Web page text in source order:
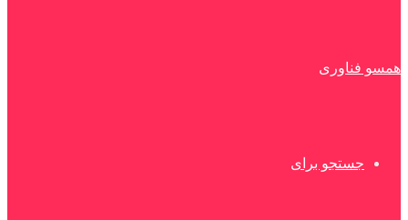
همسو فناوری
جستجو برای